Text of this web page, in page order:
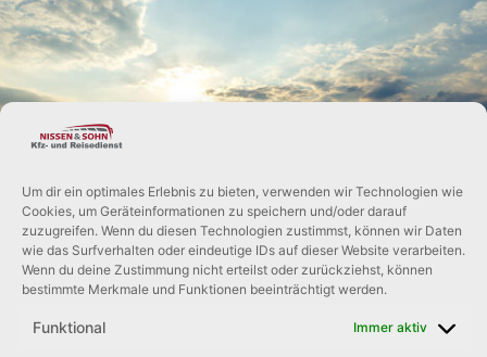
Um dir ein optimales Erlebnis zu bieten, verwenden wir Technologien wie
Cookies, um Geräteinformationen zu speichern und/oder darauf
zuzugreifen. Wenn du diesen Technologien zustimmst, können wir Daten
wie das Surfverhalten oder eindeutige IDs auf dieser Website verarbeiten.
Wenn du deine Zustimmung nicht erteilst oder zurückziehst, können
bestimmte Merkmale und Funktionen beeinträchtigt werden.
Funktional Immer aktiv
REISEBEGLEITER
Über uns >